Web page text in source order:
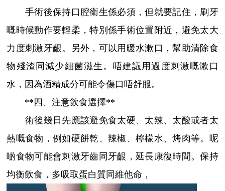
手術後保持口腔衛生係必須，但就要記住，刷牙
嘅時候動作要輕柔，特別係手術位置附近，避免太大
力度刺激牙齦。另外，可以用暖水漱口，幫助清除食
物殘渣同減少細菌滋生。唔建議用過度刺激嘅漱口
水，因為酒精成分可能令傷口唔舒服。
**四、注意飲食選擇**
術後幾日先應該避免食太硬、太辣、太酸或者太
熱嘅食物，例如硬餅乾、辣椒、檸檬水、烤肉等。呢
啲食物可能會刺激牙齒同牙齦，延長康復時間。保持
均衡飲食，多吸取蛋白質同維他命，